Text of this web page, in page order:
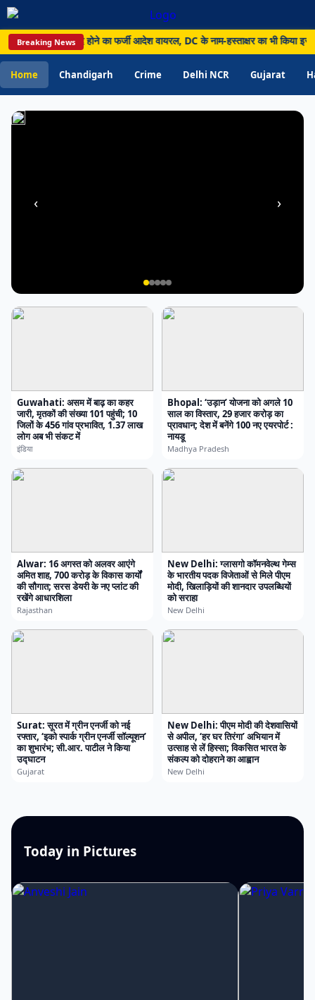
Breaking News
स्कूल-कॉलेज बंद होने का फर्जी आदेश वायरल, DC के नाम-हस्ताक्षर का भी किया
Home Chandigarh Crime Delhi NCR Gujarat
‹ ›
हस्ताक्षर
का
भी
किया
इस्तेमाल
Guwahati: असम में बाढ़ का कहर
जारी, मृतकों की संख्या 101 पहुंची; 10
जिलों के 456 गांव प्रभावित, 1.37 लाख
लोग अब भी संकट में
इंडिया
Bhopal: ‘उड़ान’ योजना को अगले 10
साल का विस्तार, 29 हजार करोड़ का
प्रावधान; देश में बनेंगे 100 नए एयरपोर्ट :
नायडू
Madhya Pradesh
Alwar: 16 अगस्त को अलवर आएंगे
अमित शाह, 700 करोड़ के विकास कार्यों
की सौगात; सरस डेयरी के नए प्लांट की
रखेंगे आधारशिला
Rajasthan
New Delhi: ग्लासगो कॉमनवेल्थ गेम्स
के भारतीय पदक विजेताओं से मिले पीएम
मोदी, खिलाड़ियों की शानदार उपलब्धियों
को सराहा
New Delhi
Surat: सूरत में ग्रीन एनर्जी को नई
रफ्तार, ‘इको स्पार्क ग्रीन एनर्जी सॉल्यूशन’
का शुभारंभ; सी.आर. पाटील ने किया
उद्घाटन
Gujarat
New Delhi: पीएम मोदी की देशवासियों
से अपील, ‘हर घर तिरंगा’ अभियान में
उत्साह से लें हिस्सा; विकसित भारत के
संकल्प को दोहराने का आह्वान
New Delhi
Today in Pictures